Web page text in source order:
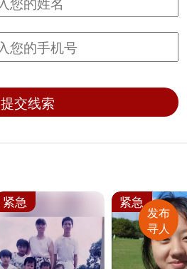
提交线索
紧急 紧急
发布
寻人